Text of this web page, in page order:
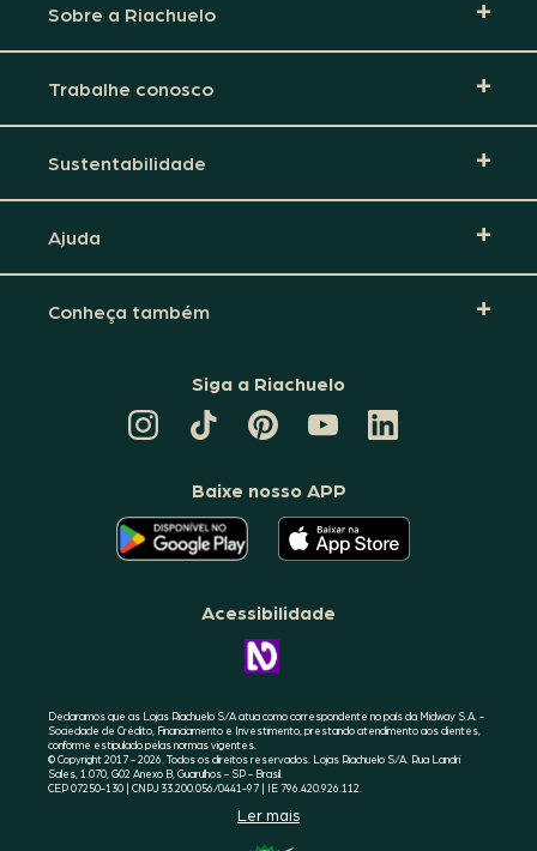
Sobre a Riachuelo
Trabalhe conosco
Sustentabilidade
Ajuda
Conheça também
Siga a Riachuelo
TIKTOK
DA
PINTEREST
DA
CANAL
DA
RIACHUELO
LINKEDIN
DA
Baixe nosso APP
O
APLICATIVO
DA
RIACHUELO
GOOGLE
O
APLICATIVO
DA
RIACHUELO
Acessibilidade
CONHEÇA
A
Declaramos que as Lojas Riachuelo S/A atua como correspondente no país da Midway S.A. -
Sociedade de Crédito, Financiamento e Investimento, prestando atendimento aos clientes,
conforme estipulado pelas normas vigentes.
© Copyright 2017 - 2026. Todos os direitos reservados. Lojas Riachuelo S/A. Rua Landri
Sales, 1.070, G02 Anexo B, Guarulhos - SP - Brasil.
CEP 07250-130 | CNPJ 33.200.056/0441-97 | IE 796.420.926.112.
Ler mais